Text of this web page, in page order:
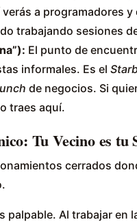
verás a programadores
trabajando sesiones
El punto de
informales. Es el
de negocios. Si
traes aquí.
Tu Vecino es tu
cerrados
palpable. Al trabajar en